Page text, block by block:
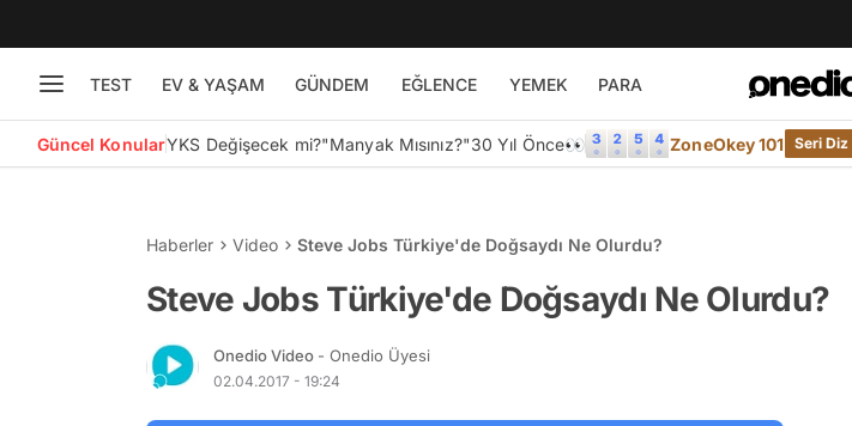
TEST EV & YAŞAM GÜNDEM EĞLENCE YEMEK PARA
Güncel KonularYKS Değişecek mi?"Manyak Mısınız?"30 Yıl Önce👀 ZoneOkey 101 Seri Diz
Haberler Video Steve Jobs Türkiye'de Doğsaydı Ne Olurdu?
Steve Jobs Türkiye'de Doğsaydı Ne Olurdu?
Onedio Video - Onedio Üyesi
02.04.2017 - 19:24